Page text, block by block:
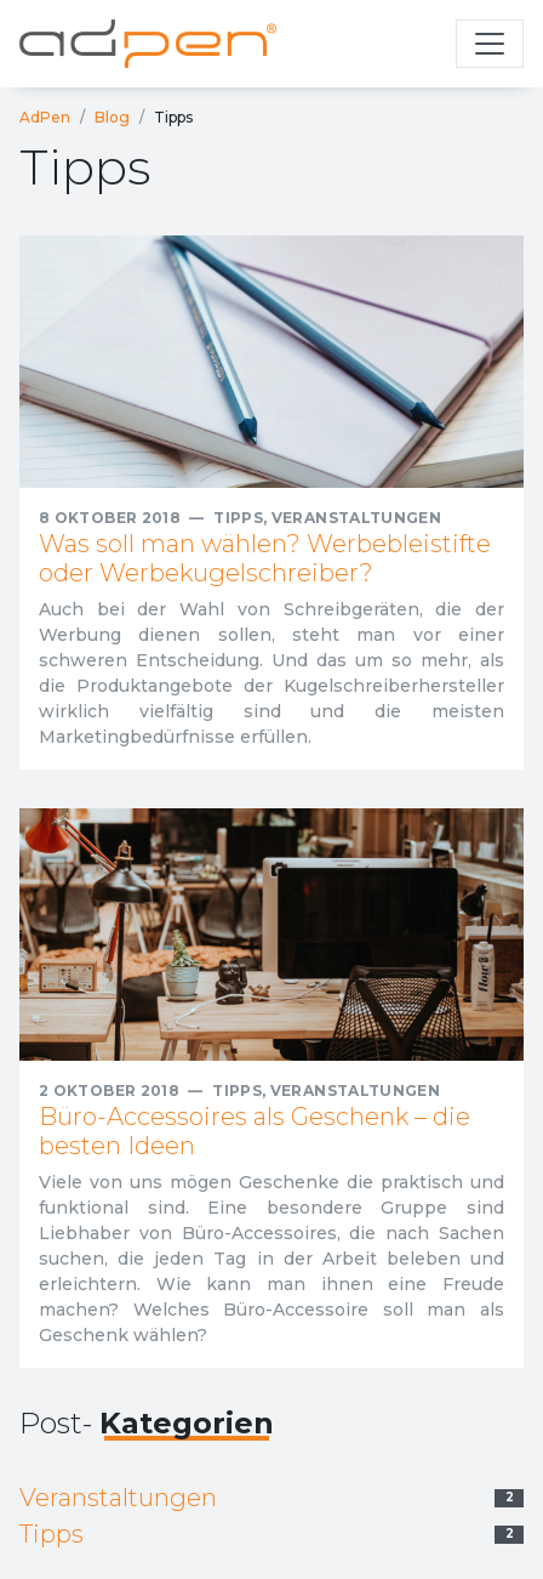
AdPen Blog Tipps
Tipps
8 OKTOBER 2018 — TIPPS, VERANSTALTUNGEN
Was soll man wählen? Werbebleistifte
oder Werbekugelschreiber?
Auch bei der Wahl von Schreibgeräten, die der
Werbung dienen sollen, steht man vor einer
schweren Entscheidung. Und das um so mehr, als
die Produktangebote der Kugelschreiberhersteller
wirklich vielfältig sind und die meisten
Marketingbedürfnisse erfüllen.
2 OKTOBER 2018 — TIPPS, VERANSTALTUNGEN
Büro-Accessoires als Geschenk – die
besten Ideen
Viele von uns mögen Geschenke die praktisch und
funktional sind. Eine besondere Gruppe sind
Liebhaber von Büro-Accessoires, die nach Sachen
suchen, die jeden Tag in der Arbeit beleben und
erleichtern. Wie kann man ihnen eine Freude
machen? Welches Büro-Accessoire soll man als
Geschenk wählen?
Post- Kategorien
Veranstaltungen 2
Tipps 2